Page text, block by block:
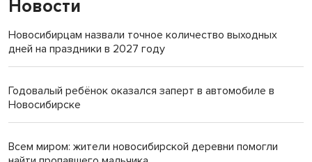
Новости
Новосибирцам назвали точное количество выходных
дней на праздники в 2027 году
Годовалый ребёнок оказался заперт в автомобиле в
Новосибирске
Всем миром: жители новосибирской деревни помогли